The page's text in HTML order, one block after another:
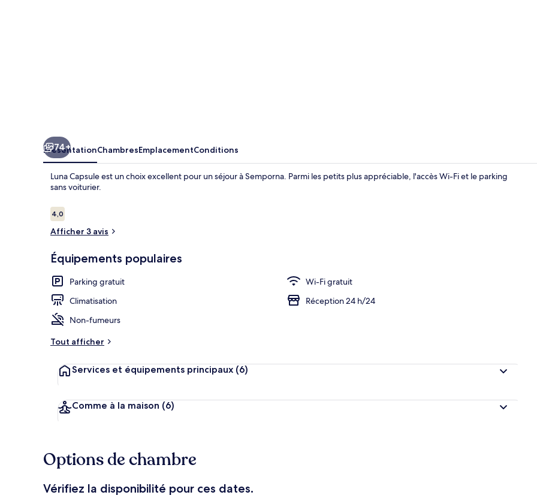
74+
PrésentationChambresEmplacementConditions
Luna Capsule est un choix excellent pour un séjour à Semporna. Parmi les petits plus appréciable, l'accès Wi-Fi et le parking
sans voiturier.
Avis
voyageurs
4,04,0 sur 10
Afficher 3 avis
Équipements populaires
Parking gratuit
Wi-Fi gratuit
Climatisation
Réception 24 h/24
Non-fumeurs
Tout afficher
Services et équipements principaux (6)
Comme à la maison (6)
Options de chambre
Vérifiez la disponibilité pour ces dates.